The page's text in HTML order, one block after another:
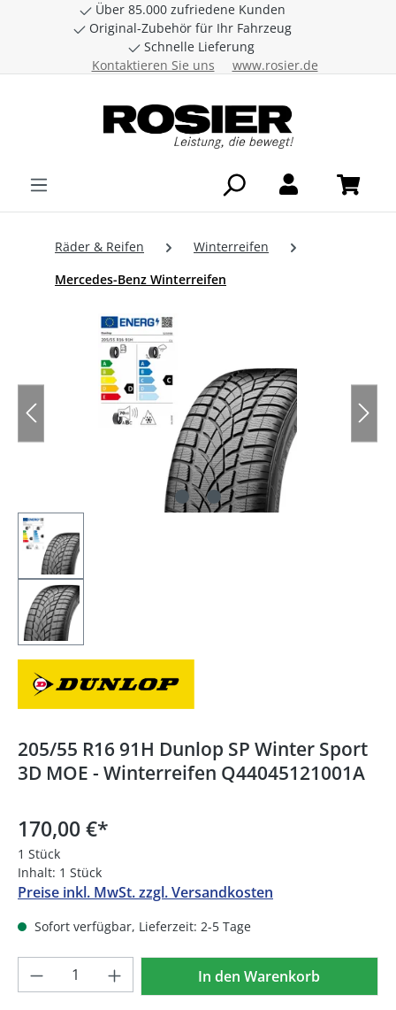
Zum Hauptinhalt springen
Über 85.000 zufriedene Kunden
Original-Zubehör für Ihr Fahrzeug
Schnelle Lieferung
Kontaktieren Sie uns
www.rosier.de
Räder & Reifen
Winterreifen
Mercedes-Benz Winterreifen
Bildergalerie überspringen
205/55 R16 91H Dunlop SP Winter Sport
3D MOE - Winterreifen Q44045121001A
170,00 €*
1 Stück
Inhalt: 1 Stück
Preise inkl. MwSt. zzgl. Versandkosten
Sofort verfügbar, Lieferzeit: 2-5 Tage
Produkt Anzahl: Gib denIn den Warenkorb